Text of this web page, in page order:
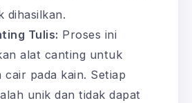
dihasilkan.
Tulis: Proses ini
alat canting untuk
cair pada kain. Setiap
unik dan tidak dapat